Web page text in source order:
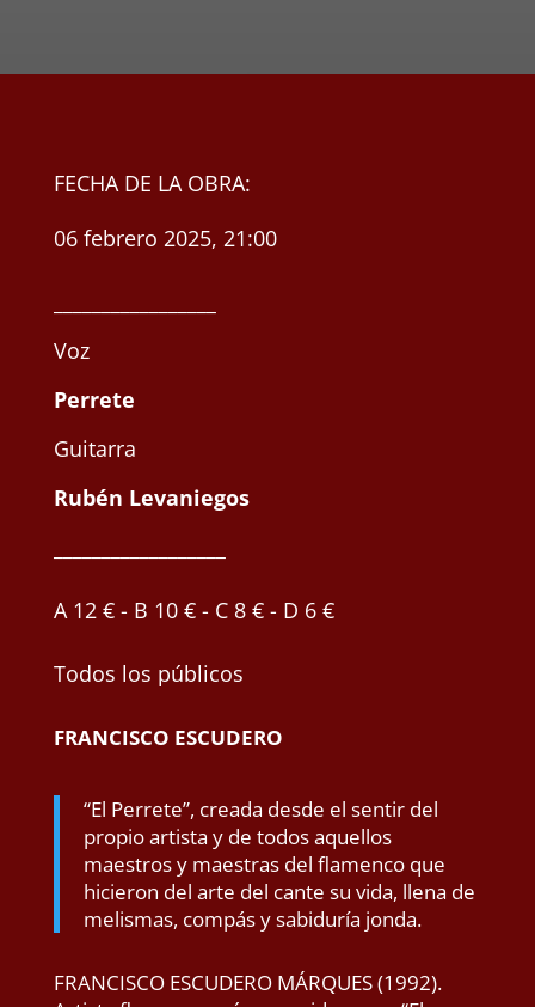
FECHA DE LA OBRA:
06 febrero 2025, 21:00
Voz
Perrete
Guitarra
Rubén Levaniegos
A 12 € - B 10 € - C 8 € - D 6 €
Todos los públicos
FRANCISCO ESCUDERO
“El Perrete”, creada desde el sentir del
propio artista y de todos aquellos
maestros y maestras del flamenco que
hicieron del arte del cante su vida, llena de
melismas, compás y sabiduría jonda.
FRANCISCO ESCUDERO MÁRQUES (1992).